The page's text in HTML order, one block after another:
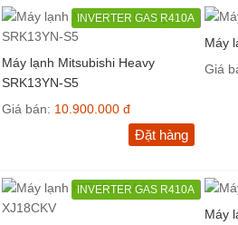
INVERTER GAS R410A
Máy lạnh Mitsubishi Heavy
SRK13YN-S5
Giá bán: 10.900.000 đ
Đặt hàng
Máy
Giá
INVERTER GAS R410A
Máy